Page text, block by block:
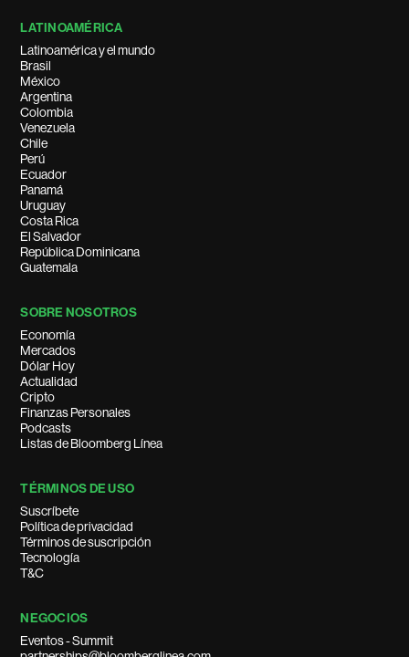
LATINOAMÉRICA
Latinoamérica y el mundo
Brasil
México
Argentina
Colombia
Venezuela
Chile
Perú
Ecuador
Panamá
Uruguay
Costa Rica
El Salvador
República Dominicana
Guatemala
SOBRE NOSOTROS
Economía
Mercados
Dólar Hoy
Actualidad
Cripto
Finanzas Personales
Podcasts
Listas de Bloomberg Línea
TÉRMINOS DE USO
Suscríbete
Política de privacidad
Términos de suscripción
Tecnología
T&C
NEGOCIOS
Eventos - Summit